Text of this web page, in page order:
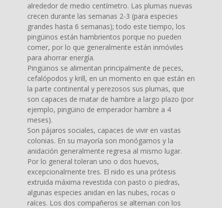
alrededor de medio centímetro. Las plumas nuevas
crecen durante las semanas 2-3 (para especies
grandes hasta 6 semanas); todo este tiempo, los
pingüinos están hambrientos porque no pueden
comer, por lo que generalmente están inmóviles
para ahorrar energía.
Pingüinos se alimentan principalmente de peces,
cefalópodos y krill, en un momento en que están en
la parte continental y perezosos sus plumas, que
son capaces de matar de hambre a largo plazo (por
ejemplo, pingüino de emperador hambre a 4
meses).
Son pájaros sociales, capaces de vivir en vastas
colonias. En su mayoría son monógamos y la
anidación generalmente regresa al mismo lugar.
Por lo general toleran uno o dos huevos,
excepcionalmente tres. El nido es una prótesis
extruida máxima revestida con pasto o piedras,
algunas especies anidan en las nubes, rocas o
raíces. Los dos compañeros se alternan con los